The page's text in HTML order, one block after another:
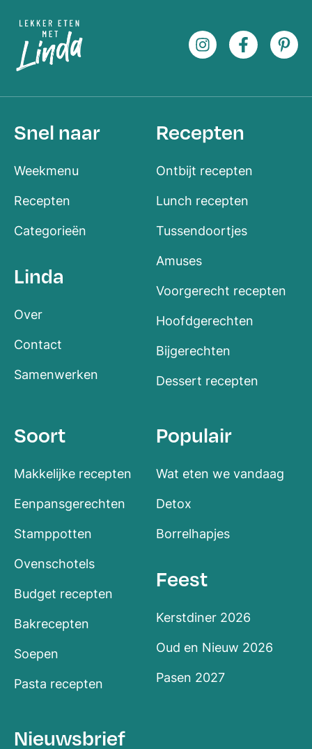
Snel naar
Weekmenu
Recepten
Categorieën
Linda
Over
Contact
Samenwerken
Recepten
Ontbijt recepten
Lunch recepten
Tussendoortjes
Amuses
Voorgerecht recepten
Hoofdgerechten
Bijgerechten
Dessert recepten
Soort
Makkelijke recepten
Eenpansgerechten
Stamppotten
Ovenschotels
Budget recepten
Bakrecepten
Soepen
Pasta recepten
Populair
Wat eten we vandaag
Detox
Borrelhapjes
Feest
Kerstdiner 2026
Oud en Nieuw 2026
Pasen 2027
Nieuwsbrief